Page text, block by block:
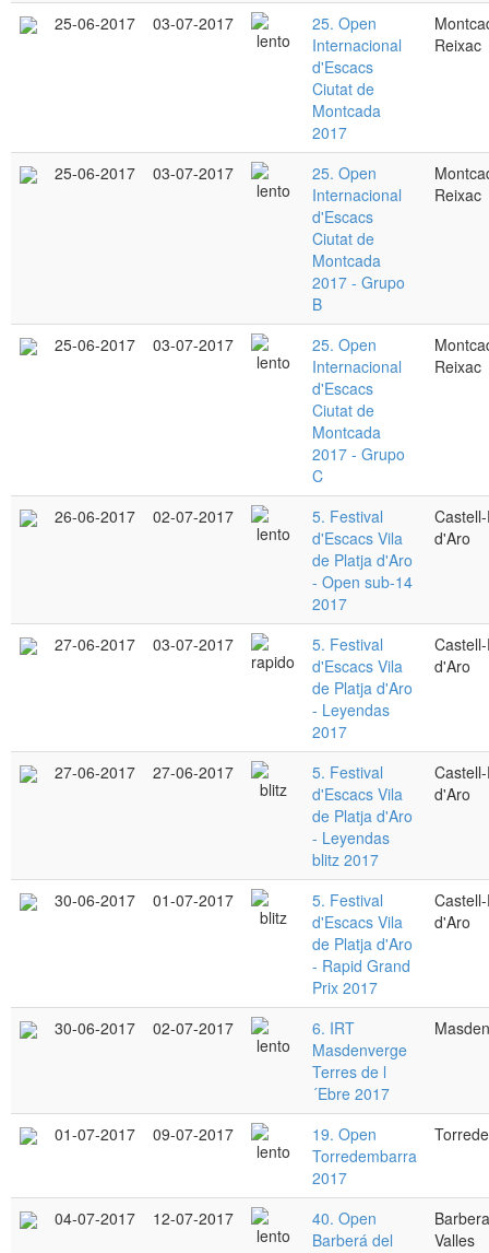
25-06-2017 03-07-2017
25. Open
Internacional
d'Escacs
Ciutat de
Montcada
2017
Reixac
25-06-2017 03-07-2017
25. Open
Internacional
d'Escacs
Ciutat de
Montcada
2017 - Grupo
B
Reixac
25-06-2017 03-07-2017
25. Open
Internacional
d'Escacs
Ciutat de
Montcada
2017 - Grupo
C
Reixac
26-06-2017 02-07-2017
5. Festival
d'Escacs Vila
de Platja d'Aro
- Open sub-14
2017
d'Aro
27-06-2017 03-07-2017
5. Festival
d'Escacs Vila
de Platja d'Aro
- Leyendas
2017
d'Aro
27-06-2017 27-06-2017
5. Festival
d'Escacs Vila
de Platja d'Aro
- Leyendas
blitz 2017
d'Aro
30-06-2017 01-07-2017
5. Festival
d'Escacs Vila
de Platja d'Aro
- Rapid Grand
Prix 2017
d'Aro
30-06-2017 02-07-2017
6. IRT
Masdenverge
Terres de l
´Ebre 2017
01-07-2017 09-07-2017
19. Open
Torredembarra
2017
04-07-2017 12-07-2017
40. Open
Barberá del
Valles